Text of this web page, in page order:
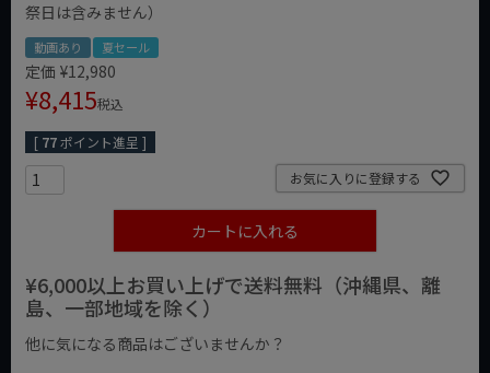
祭日は含みません）
動画あり 夏セール
定価 ¥12,980
¥8,415税込
[ 77ポイント進呈 ]
お気に入りに登録する
カートに入れる
¥6,000以上お買い上げで送料無料（沖縄県、離
島、一部地域を除く）
他に気になる商品はございませんか？